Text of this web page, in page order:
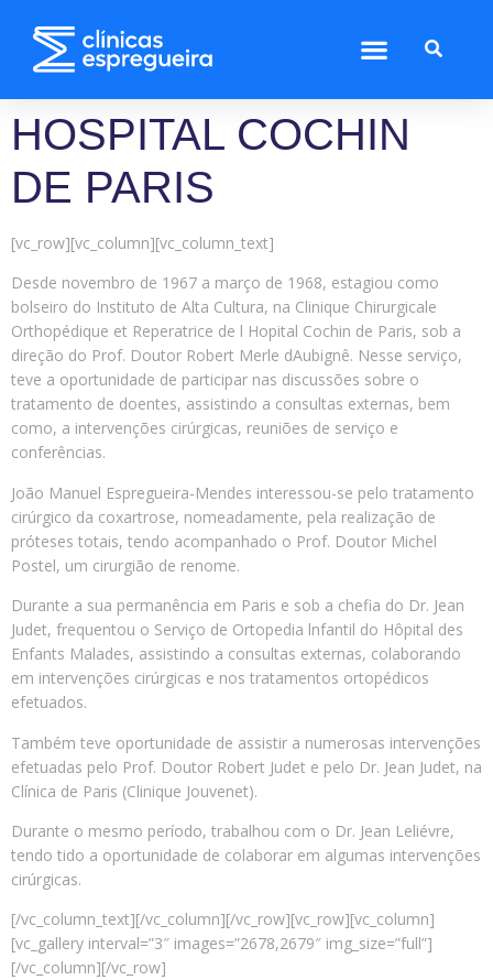
HOSPITAL COCHIN
DE PARIS
[vc_row][vc_column][vc_column_text]
Desde novembro de 1967 a março de 1968, estagiou como
bolseiro do Instituto de Alta Cultura, na Clinique Chirurgicale
Orthopédique et Reperatrice de l Hopital Cochin de Paris, sob a
direção do Prof. Doutor Robert Merle dAubignê. Nesse serviço,
teve a oportunidade de participar nas discussões sobre o
tratamento de doentes, assistindo a consultas externas, bem
como, a intervenções cirúrgicas, reuniões de serviço e
conferências.
João Manuel Espregueira-Mendes interessou-se pelo tratamento
cirúrgico da coxartrose, nomeadamente, pela realização de
próteses totais, tendo acompanhado o Prof. Doutor Michel
Postel, um cirurgião de renome.
Durante a sua permanência em Paris e sob a chefia do Dr. Jean
Judet, frequentou o Serviço de Ortopedia lnfantil do Hôpital des
Enfants Malades, assistindo a consultas externas, colaborando
em intervenções cirúrgicas e nos tratamentos ortopédicos
efetuados.
Também teve oportunidade de assistir a numerosas intervenções
efetuadas pelo Prof. Doutor Robert Judet e pelo Dr. Jean Judet, na
Clínica de Paris (Clinique Jouvenet).
Durante o mesmo período, trabalhou com o Dr. Jean Leliévre,
tendo tido a oportunidade de colaborar em algumas intervenções
cirúrgicas.
[/vc_column_text][/vc_column][/vc_row][vc_row][vc_column]
[vc_gallery interval=”3″ images=”2678,2679″ img_size=”full”]
[/vc_column][/vc_row]